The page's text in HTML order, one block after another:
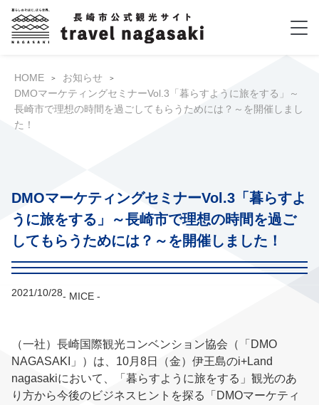
HOME
お知らせ
DMOマーケティングセミナーVol.3「暮らすように旅をする」～
長崎市で理想の時間を過ごしてもらうためには？～を開催しまし
た！
DMOマーケティングセミナーVol.3「暮らすよ
うに旅をする」～長崎市で理想の時間を過ご
してもらうためには？～を開催しました！
2021/10/28- MICE -
（一社）長崎国際観光コンベンション協会（「DMO
NAGASAKI」）は、10月8日（金）伊王島のi+Land
nagasakiにおいて、「暮らすように旅をする」観光のあ
り方から今後のビジネスヒントを探る「DMOマーケティ